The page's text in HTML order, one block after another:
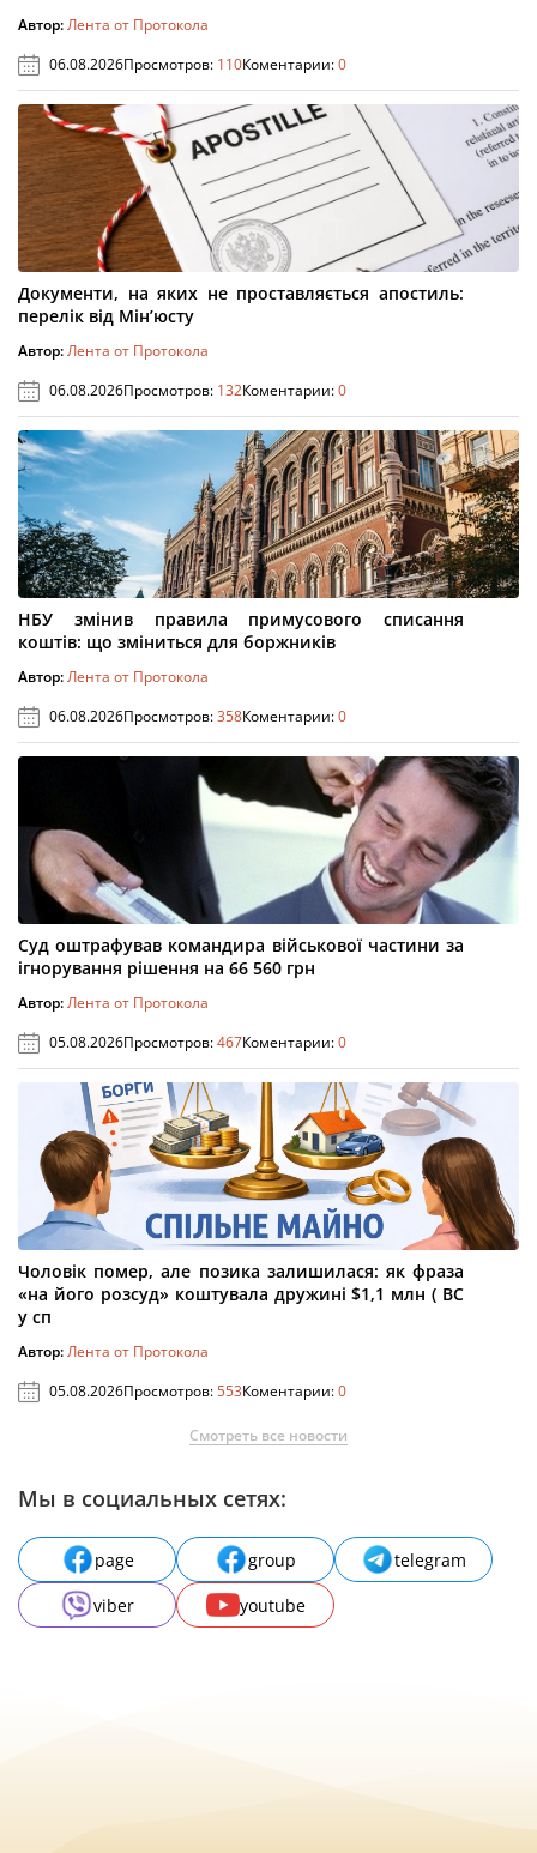
Автор:Лента от Протокола
06.08.2026Просмотров: 110Коментарии:0
Документи, на яких не проставляється апостиль:
перелік від Мін’юсту
Автор:Лента от Протокола
06.08.2026Просмотров: 132Коментарии:0
НБУ змінив правила примусового списання
коштів: що зміниться для боржників
Автор:Лента от Протокола
06.08.2026Просмотров:358Коментарии:0
Суд оштрафував командира військової частини за
ігнорування рішення на 66 560 грн
Автор:Лента от Протокола
05.08.2026Просмотров:467Коментарии:0
Чоловік помер, але позика залишилася: як фраза
«на його розсуд» коштувала дружині $1,1 млн ( ВС
у сп
Автор:Лента от Протокола
05.08.2026Просмотров:553Коментарии:0
Смотреть все новости
Мы в социальных сетях:
page group
telegram
viber
youtube